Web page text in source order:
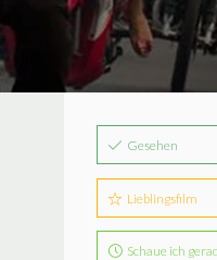
Gesehen
Lieblingsfilm
Schaue ich